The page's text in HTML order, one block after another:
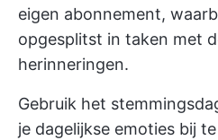
eigen abonnement,
opgesplitst in taken met
herinneringen.
Gebruik het
je dagelijkse emoties bij